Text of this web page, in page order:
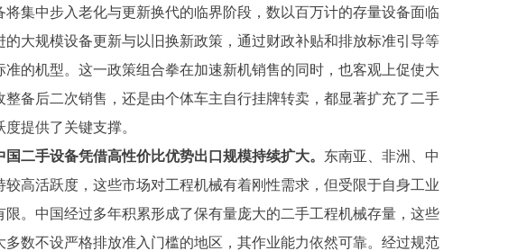
集中步入老化与更新换代的临界阶段，数以百万计的存量设备面临
大规模设备更新与以旧换新政策，通过财政补贴和排放标准引导等
的机型。这一政策组合拳在加速新机销售的同时，也客观上促使大
备后二次销售，还是由个体车主自行挂牌转卖，都显著扩充了二手
提供了关键支撑。
二手设备凭借高性价比优势出口规模持续扩大。 东南亚、非洲、中
较高活跃度，这些市场对工程机械有着刚性需求，但受限于自身工业
。中国经过多年积累形成了保有量庞大的二手工程机械存量，这些
数不设严格排放准入门槛的地区，其作业能力依然可靠。经过规范